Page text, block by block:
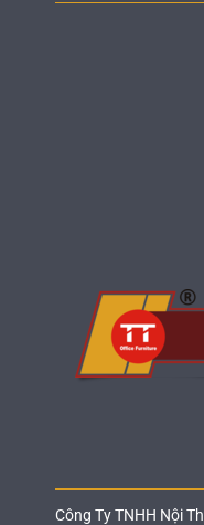
Công Ty TNHH Nội